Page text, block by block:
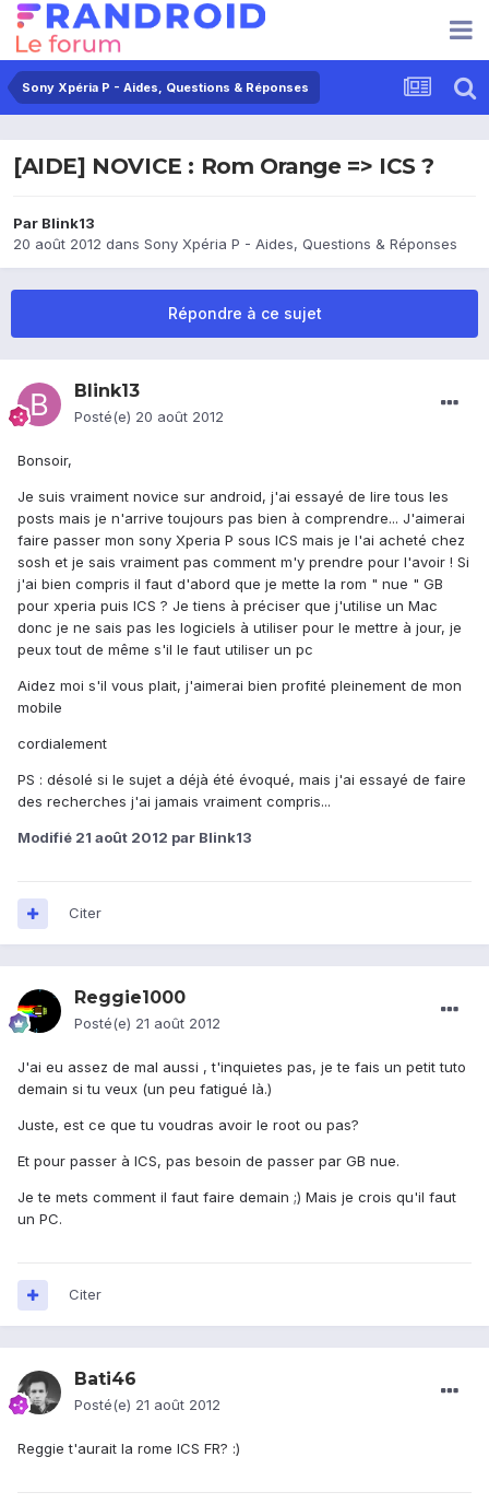
Sony Xpéria P - Aides, Questions & Réponses
[AIDE] NOVICE : Rom Orange => ICS ?
Par Blink13
20 août 2012 dans Sony Xpéria P - Aides, Questions & Réponses
Répondre à ce sujet
Blink13
Posté(e) 20 août 2012
Bonsoir,
Je suis vraiment novice sur android, j'ai essayé de lire tous les
posts mais je n'arrive toujours pas bien à comprendre... J'aimerai
faire passer mon sony Xperia P sous ICS mais je l'ai acheté chez
sosh et je sais vraiment pas comment m'y prendre pour l'avoir ! Si
j'ai bien compris il faut d'abord que je mette la rom " nue " GB
pour xperia puis ICS ? Je tiens à préciser que j'utilise un Mac
donc je ne sais pas les logiciels à utiliser pour le mettre à jour, je
peux tout de même s'il le faut utiliser un pc
Aidez moi s'il vous plait, j'aimerai bien profité pleinement de mon
mobile
cordialement
PS : désolé si le sujet a déjà été évoqué, mais j'ai essayé de faire
des recherches j'ai jamais vraiment compris...
Modifié 21 août 2012 par Blink13
Citer
Reggie1000
Posté(e) 21 août 2012
J'ai eu assez de mal aussi , t'inquietes pas, je te fais un petit tuto
demain si tu veux (un peu fatigué là.)
Juste, est ce que tu voudras avoir le root ou pas?
Et pour passer à ICS, pas besoin de passer par GB nue.
Je te mets comment il faut faire demain ;) Mais je crois qu'il faut
un PC.
Citer
Bati46
Posté(e) 21 août 2012
Reggie t'aurait la rome ICS FR? :)